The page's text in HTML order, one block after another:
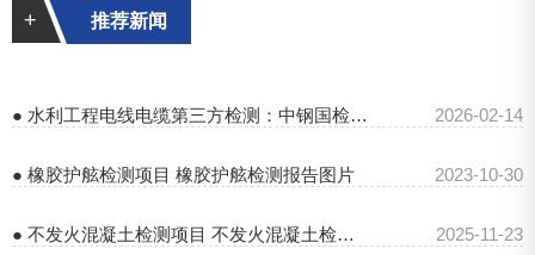
+ 推荐新闻
● 水利工程电线电缆第三方检测：中钢国检专业保障 2026-02-14
● 橡胶护舷检测项目 橡胶护舷检测报告图片 2023-10-30
● 不发火混凝土检测项目 不发火混凝土检验报告 2025-11-23